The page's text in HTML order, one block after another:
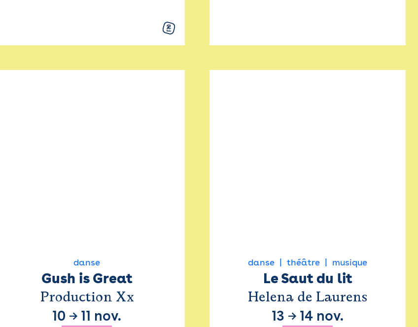
danse
Gush is Great
Production Xx
10 → 11 nov.
danse théâtre musique
Le Saut du lit
Helena de Laurens
13 → 14 nov.